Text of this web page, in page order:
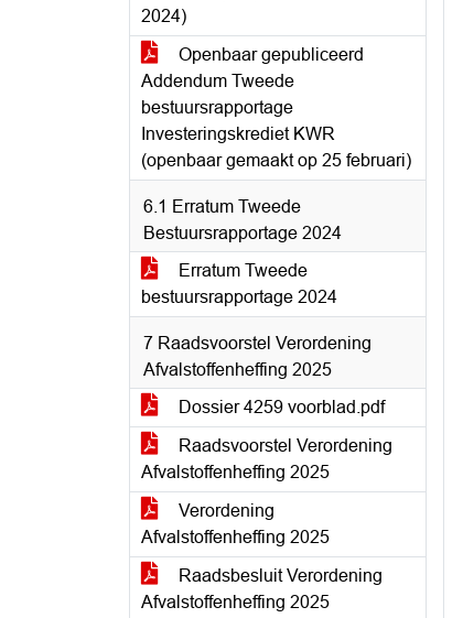
2024)
Openbaar gepubliceerd
Addendum Tweede
bestuursrapportage
Investeringskrediet KWR
(openbaar gemaakt op 25 februari)
6.1 Erratum Tweede
Bestuursrapportage 2024
Erratum Tweede
bestuursrapportage 2024
7 Raadsvoorstel Verordening
Afvalstoffenheffing 2025
Dossier 4259 voorblad.pdf
Raadsvoorstel Verordening
Afvalstoffenheffing 2025
Verordening
Afvalstoffenheffing 2025
Raadsbesluit Verordening
Afvalstoffenheffing 2025